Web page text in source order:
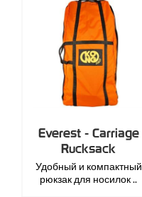
Everest - Carriage
Rucksack
Удобный и компактный
рюкзак для носилок ..